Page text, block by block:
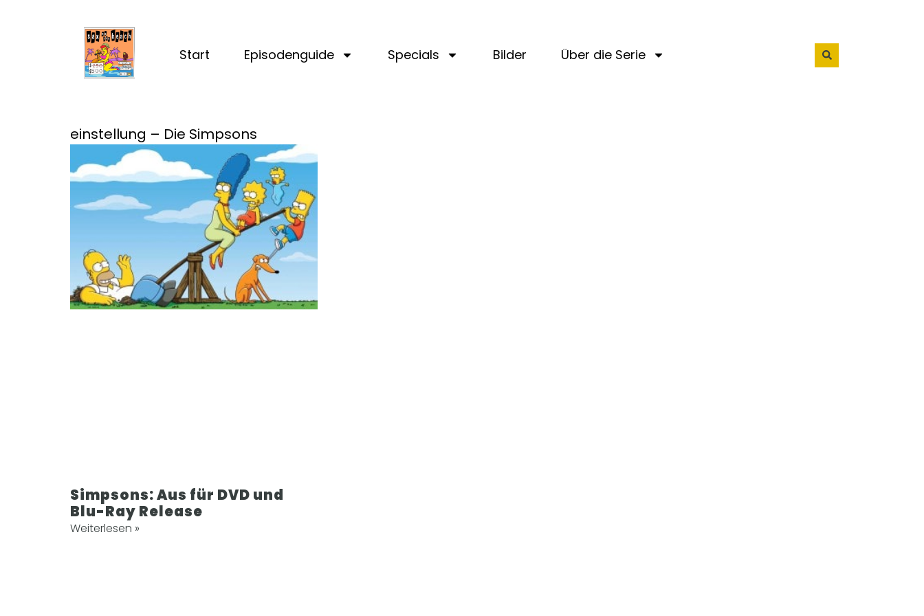
Start Episodenguide Specials Bilder Über die Serie
einstellung – Die Simpsons
Simpsons: Aus für DVD und
Blu-Ray Release
Weiterlesen »